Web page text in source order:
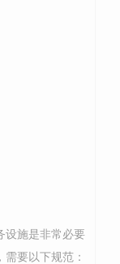
设施是非常必要
要以下规范：